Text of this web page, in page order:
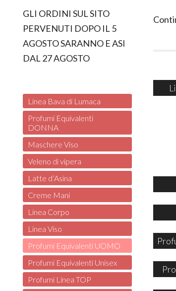
GLI ORDINI SUL SITO
PERVENUTI DOPO IL 5
AGOSTO SARANNO E ASI
DAL 27 AGOSTO
Linea Bava di Lumaca
Profumi Equivalenti
DONNA
Maschere Viso
Veleno di vipera
Latte d’Asina
Creme Mani
Linea Corpo
Linea Viso
Profumi Equivalenti UOMO
Profumi Equivalenti Unisex
Profumi Linea TOP